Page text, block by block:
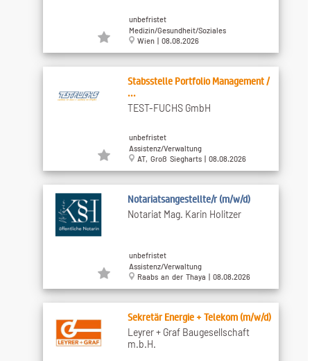
unbefristet
Medizin/Gesundheit/Soziales
Wien | 08.08.2026
Stabsstelle Portfolio Management /
...
TEST-FUCHS GmbH
unbefristet
Assistenz/Verwaltung
AT, Groß Siegharts | 08.08.2026
Notariatsangestellte/r (m/w/d)
Notariat Mag. Karin Holitzer
unbefristet
Assistenz/Verwaltung
Raabs an der Thaya | 08.08.2026
Sekretär Energie + Telekom (m/w/d)
Leyrer + Graf Baugesellschaft
m.b.H.